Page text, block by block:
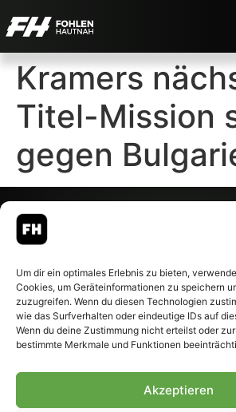
Um dir ein optimales Erlebnis zu bieten,
Cookies, um Geräteinformationen zu speichern
zuzugreifen. Wenn du diesen Technologien
wie das Surfverhalten oder eindeutige IDs auf
Wenn du deine Zustimmung nicht erteilst oder
bestimmte Merkmale und Funktionen
Akzeptieren
Kramers
Titel-Mission
gegen
– Alle rechte vorbehalten.
Fohlen-Hautnah.de ist ein
offiziell eingetragenes Magazin
bei der Deutschen
Nationalbibliothek (ISSN 1868-
Weiterverarbeitung, auch
Genehmigung.